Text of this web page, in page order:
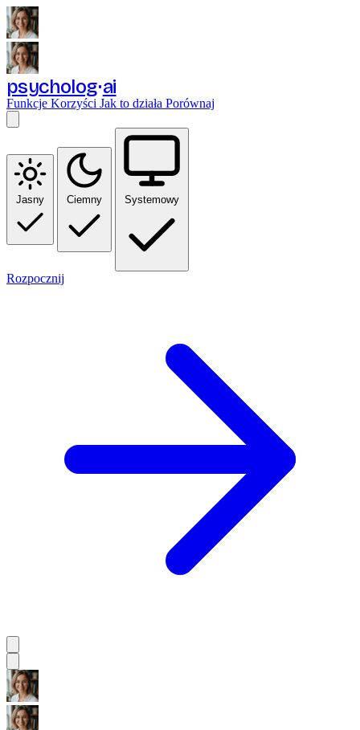
psycholog ai
Funkcje Korzyści Jak to działa Porównaj
Jasny Ciemny Systemowy
Rozpocznij